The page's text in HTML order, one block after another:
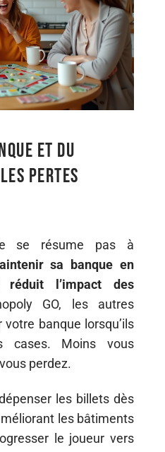
et du
pertes
se résume pas à
sa banque en
réduit l’impact des
GO, les autres
banque lorsqu’ils
cases. Moins vous
perdez.
les billets dès
les bâtiments
le joueur vers